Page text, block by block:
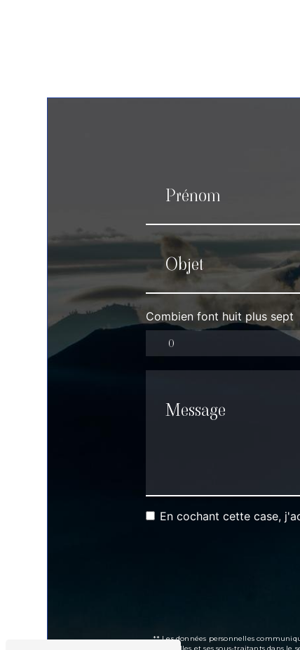
Combien font huit plus sept
En cochant cette case,
** Les données personnelles